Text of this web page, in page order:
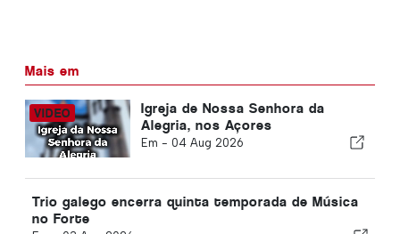
Mais em
Igreja de Nossa Senhora da
Alegria, nos Açores
Em - 04 Aug 2026
Trio galego encerra quinta temporada de Música
no Forte